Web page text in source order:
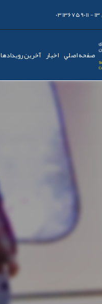
صفحه اصلي اخبار آخرین رویدادها